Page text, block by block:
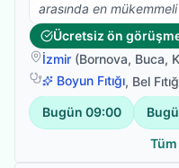
arasında en mükemmeli , en başarılısıdır. Dalında en üst
mevkilerde en kısa
hanmla çalışmak
memnun kaldık
Ücretsiz ön
İzmir (Bornova, Buca,
Boyun Fıtığı, Bel
Bugün 09:00